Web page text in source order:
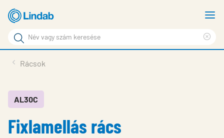
tartalomhoz
Keresési
kifejezés
Oldalak
keresése
Támogatás
Lindabról
Rácsok
AL30C
Fixlamellás rács